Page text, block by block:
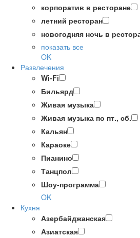
корпоратив в ресторане
летний ресторан
новогодняя ночь в
показать все
OK
Развлечения
Wi-Fi
Бильярд
Живая музыка
Живая музыка по пт., сб.
Кальян
Караоке
Пианино
Танцпол
Шоу-программа
OK
Кухня
Азербайджанская
Азиатская